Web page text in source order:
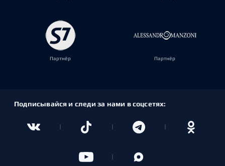
Партнёр Партнёр
Подписывайся и следи за нами в соцсетях: